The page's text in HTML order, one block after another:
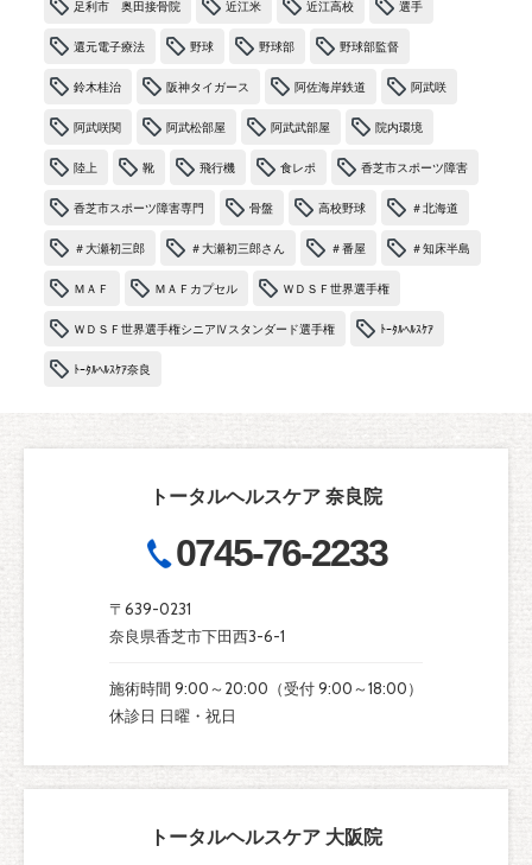
足利市 奥田接骨院 近江米 近江高校 選手
還元電子療法 野球 野球部 野球部監督
鈴木桂治 阪神タイガース 阿佐海岸鉄道 阿武咲
阿武咲関 阿武松部屋 阿武武部屋 院内環境
陸上 靴 飛行機 食レポ 香芝市スポーツ障害
香芝市スポーツ障害専門 骨盤 高校野球 ＃北海道
＃大瀬初三郎 ＃大瀬初三郎さん ＃番屋 ＃知床半島
ＭＡＦ ＭＡＦカプセル ＷＤＳＦ世界選手権
ＷＤＳＦ世界選手権シニアⅣスタンダード選手権 ﾄｰﾀﾙﾍﾙｽｹｱ
ﾄｰﾀﾙﾍﾙｽｹｱ奈良
トータルヘルスケア 奈良院
0745-76-2233
〒639-0231
奈良県香芝市下田西3-6-1
施術時間 9:00～20:00（受付 9:00～18:00）
休診日 日曜・祝日
トータルヘルスケア 大阪院